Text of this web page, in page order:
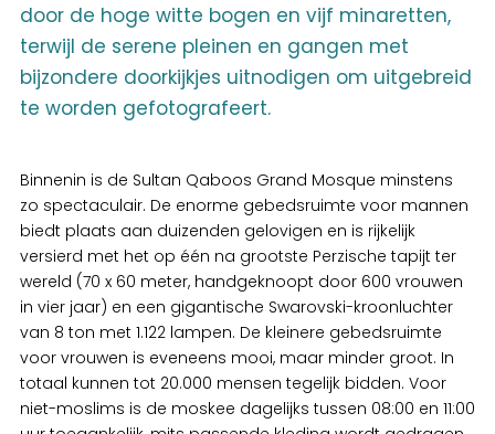
door de hoge witte bogen en vijf minaretten,
terwijl de serene pleinen en gangen met
bijzondere doorkijkjes uitnodigen om uitgebreid
te worden gefotografeert.
Binnenin is de Sultan Qaboos Grand Mosque minstens
zo spectaculair. De enorme gebedsruimte voor mannen
biedt plaats aan duizenden gelovigen en is rijkelijk
versierd met het op één na grootste Perzische tapijt ter
wereld (70 x 60 meter, handgeknoopt door 600 vrouwen
in vier jaar) en een gigantische Swarovski-kroonluchter
van 8 ton met 1.122 lampen. De kleinere gebedsruimte
voor vrouwen is eveneens mooi, maar minder groot. In
totaal kunnen tot 20.000 mensen tegelijk bidden. Voor
niet-moslims is de moskee dagelijks tussen 08:00 en 11:00